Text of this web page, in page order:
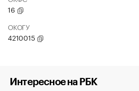
16
ОКОГУ
4210015
Интересное на РБК